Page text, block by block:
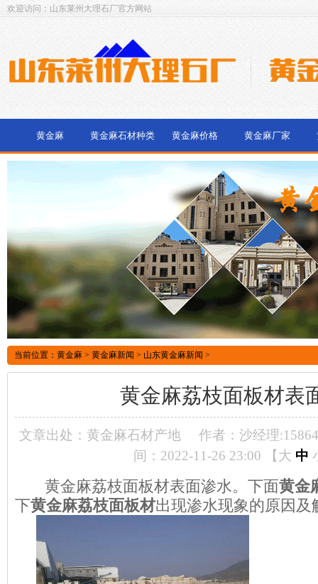
欢迎访问：山东莱州大理石厂官方网站
黄金麻 黄金麻石材种类 黄金麻价格 黄金麻厂家
当前位置： 黄金麻 > 黄金麻新闻 > 山东黄金麻新闻 >
黄金麻荔枝面板材表
文章出处：黄金麻石材产地
作者：沙经理
间：2022-11-26 23:00 【大 中
黄金麻荔枝面板材表面渗水。下面黄金
下黄金麻荔枝面板材出现渗水现象的原因及